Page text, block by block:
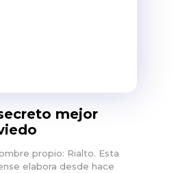
mejor
propio: Rialto. Esta
elabora desde hace